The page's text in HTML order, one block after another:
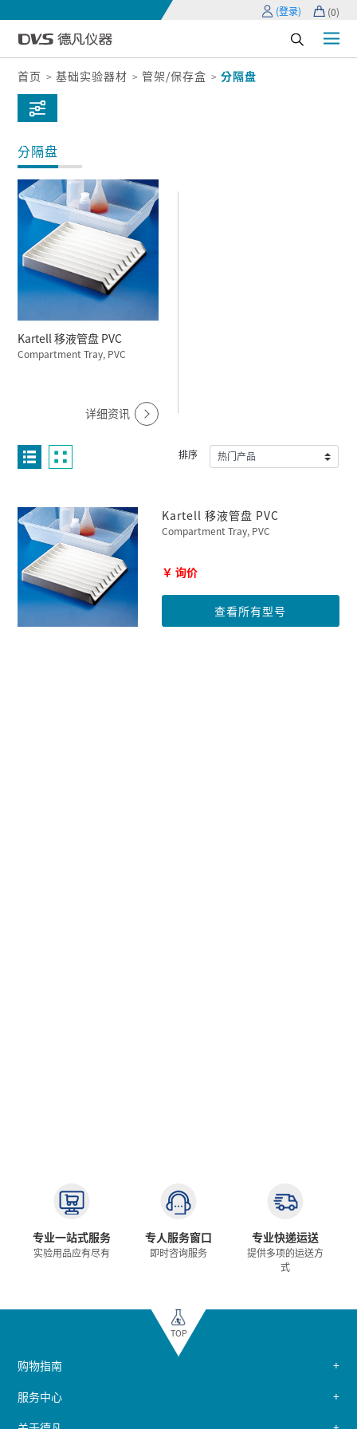
(登录) (0)
首页 基础实验器材 管架/保存盒 分隔盘
分隔盘
Kartell 移液管盘 PVC
Compartment Tray, PVC
详细资讯
排序
Kartell 移液管盘 PVC
Compartment Tray, PVC
￥ 询价
查看所有型号
专业一站式服务
实验用品应有尽有
专人服务窗口
即时咨询服务
专业快递运送
提供多项的运送方
式
TOP
购物指南
服务中心